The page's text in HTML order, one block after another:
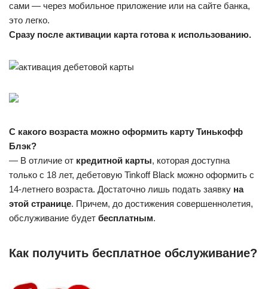
сами — через мобильное приложение или на сайте банка,
это легко.
Сразу после активации карта готова к использованию.
С какого возраста можно оформить карту Тинькофф
Блэк?
— В отличие от кредитной карты, которая доступна
только с 18 лет, дебетовую Tinkoff Black можно оформить с
14-летнего возраста. Достаточно лишь подать заявку на
этой странице. Причем, до достижения совершеннолетия,
обслуживание будет бесплатным.
Как получить бесплатное обслуживание?